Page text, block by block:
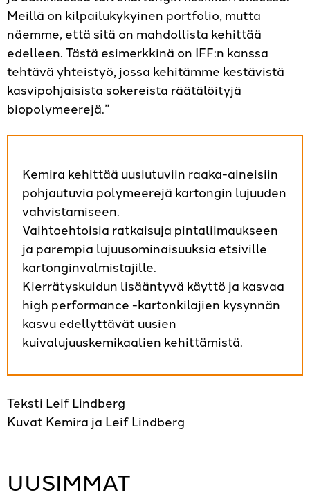
Meillä on kilpailukykyinen portfolio, mutta
näemme, että sitä on mahdollista kehittää
edelleen. Tästä esimerkkinä on IFF:n kanssa
tehtävä yhteistyö, jossa kehitämme kestävistä
kasvipohjaisista sokereista räätälöityjä
biopolymeerejä.”
Kemira kehittää uusiutuviin raaka-aineisiin
pohjautuvia polymeerejä kartongin lujuuden
vahvistamiseen.
Vaihtoehtoisia ratkaisuja pintaliimaukseen
ja parempia lujuusominaisuuksia etsiville
kartonginvalmistajille.
Kierrätyskuidun lisääntyvä käyttö ja kasvaa
high performance -kartonkilajien kysynnän
kasvu edellyttävät uusien
kuivalujuuskemikaalien kehittämistä.
Teksti Leif Lindberg
Kuvat Kemira ja Leif Lindberg
UUSIMMAT